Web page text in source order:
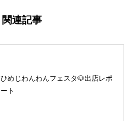
関連記事
ひめじわんわんフェスタ🐶出店レポ
ート